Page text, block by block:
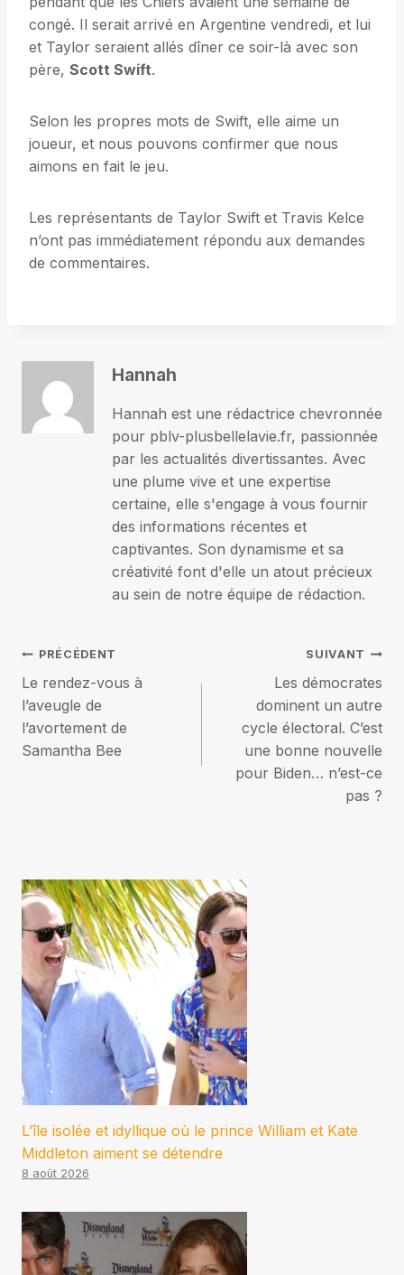
congé. Il serait arrivé en Argentine vendredi, et lui
et Taylor seraient allés dîner ce soir-là avec son
père, Scott Swift.
Selon les propres mots de Swift, elle aime un
joueur, et nous pouvons confirmer que nous
aimons en fait le jeu.
Les représentants de Taylor Swift et Travis Kelce
n’ont pas immédiatement répondu aux demandes
de commentaires.
Hannah
Hannah est une rédactrice chevronnée
pour pblv-plusbellelavie.fr, passionnée
par les actualités divertissantes. Avec
une plume vive et une expertise
certaine, elle s'engage à vous fournir
des informations récentes et
captivantes. Son dynamisme et sa
créativité font d'elle un atout précieux
au sein de notre équipe de rédaction.
Navigation
de
l’article
PRÉCÉDENT
Le rendez-vous à
l’aveugle de
l’avortement de
Samantha Bee
SUIVANT
Les démocrates
dominent un autre
cycle électoral. C’est
une bonne nouvelle
pour Biden… n’est-ce
pas ?
L’île isolée et idyllique où le prince William et Kate
Middleton aiment se détendre
8 août 2026